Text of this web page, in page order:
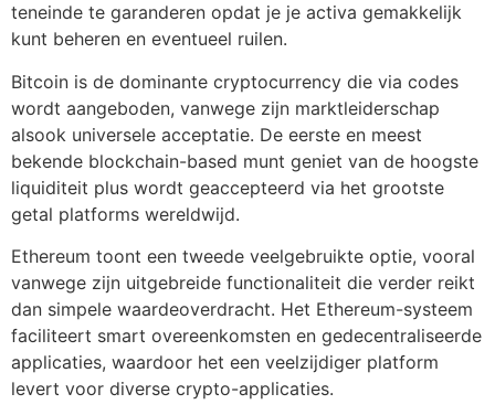
teneinde te garanderen opdat je je activa gemakkelijk
kunt beheren en eventueel ruilen.
Bitcoin is de dominante cryptocurrency die via codes
wordt aangeboden, vanwege zijn marktleiderschap
alsook universele acceptatie. De eerste en meest
bekende blockchain-based munt geniet van de hoogste
liquiditeit plus wordt geaccepteerd via het grootste
getal platforms wereldwijd.
Ethereum toont een tweede veelgebruikte optie, vooral
vanwege zijn uitgebreide functionaliteit die verder reikt
dan simpele waardeoverdracht. Het Ethereum-systeem
faciliteert smart overeenkomsten en gedecentraliseerde
applicaties, waardoor het een veelzijdiger platform
levert voor diverse crypto-applicaties.